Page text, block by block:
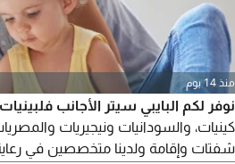
منذ 14 يوم
نوفر لكم البايبي سيتر الأجانب
كينيات، والسودانيات ونيجيريات
شفتات وإقامة ولدينا متخصصين في